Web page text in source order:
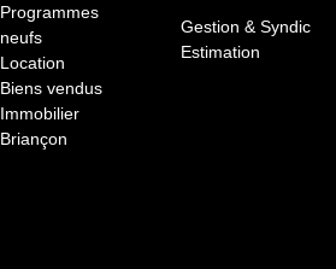
Programmes
neufs
Location
Biens vendus
Immobilier
Briançon
Gestion & Syndic
Estimation